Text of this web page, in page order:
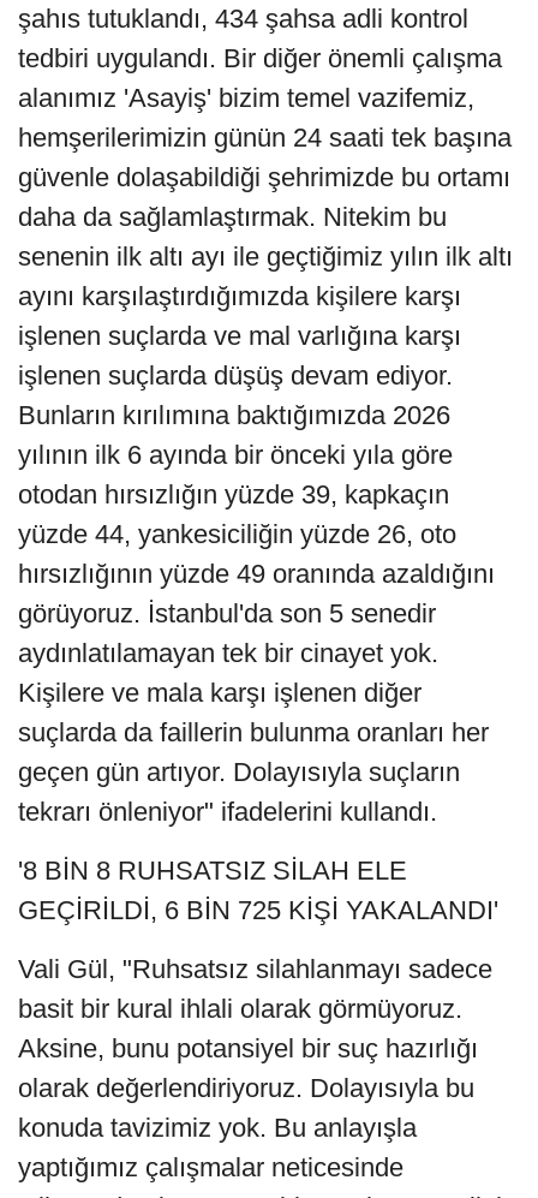
şahıs tutuklandı, 434 şahsa adli kontrol
tedbiri uygulandı. Bir diğer önemli çalışma
alanımız 'Asayiş' bizim temel vazifemiz,
hemşerilerimizin günün 24 saati tek başına
güvenle dolaşabildiği şehrimizde bu ortamı
daha da sağlamlaştırmak. Nitekim bu
senenin ilk altı ayı ile geçtiğimiz yılın ilk altı
ayını karşılaştırdığımızda kişilere karşı
işlenen suçlarda ve mal varlığına karşı
işlenen suçlarda düşüş devam ediyor.
Bunların kırılımına baktığımızda 2026
yılının ilk 6 ayında bir önceki yıla göre
otodan hırsızlığın yüzde 39, kapkaçın
yüzde 44, yankesiciliğin yüzde 26, oto
hırsızlığının yüzde 49 oranında azaldığını
görüyoruz. İstanbul'da son 5 senedir
aydınlatılamayan tek bir cinayet yok.
Kişilere ve mala karşı işlenen diğer
suçlarda da faillerin bulunma oranları her
geçen gün artıyor. Dolayısıyla suçların
tekrarı önleniyor" ifadelerini kullandı.
'8 BİN 8 RUHSATSIZ SİLAH ELE
GEÇİRİLDİ, 6 BİN 725 KİŞİ YAKALANDI'
Vali Gül, "Ruhsatsız silahlanmayı sadece
basit bir kural ihlali olarak görmüyoruz.
Aksine, bunu potansiyel bir suç hazırlığı
olarak değerlendiriyoruz. Dolayısıyla bu
konuda tavizimiz yok. Bu anlayışla
yaptığımız çalışmalar neticesinde